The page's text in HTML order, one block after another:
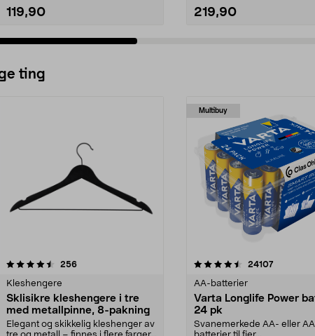
119,90 219,90
ting
256anmeldelser
Kleshengere
Sklisikre kleshengere i tre
med metallpinne, 8-pakning
Elegant og skikkelig kleshenger av
Multibuy
4.5av 5 stjerner 24107
AA-batterier
Varta Longlife Power
24 pk
Svanemerkede AA- eller
4.5av 5 stjerner